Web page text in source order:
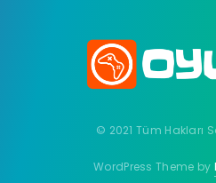
© 2021 Tüm Hakları
WordPress Theme by